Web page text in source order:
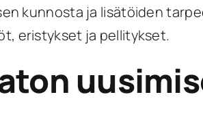
kunnosta ja lisätöiden
eristykset ja pellitykset.